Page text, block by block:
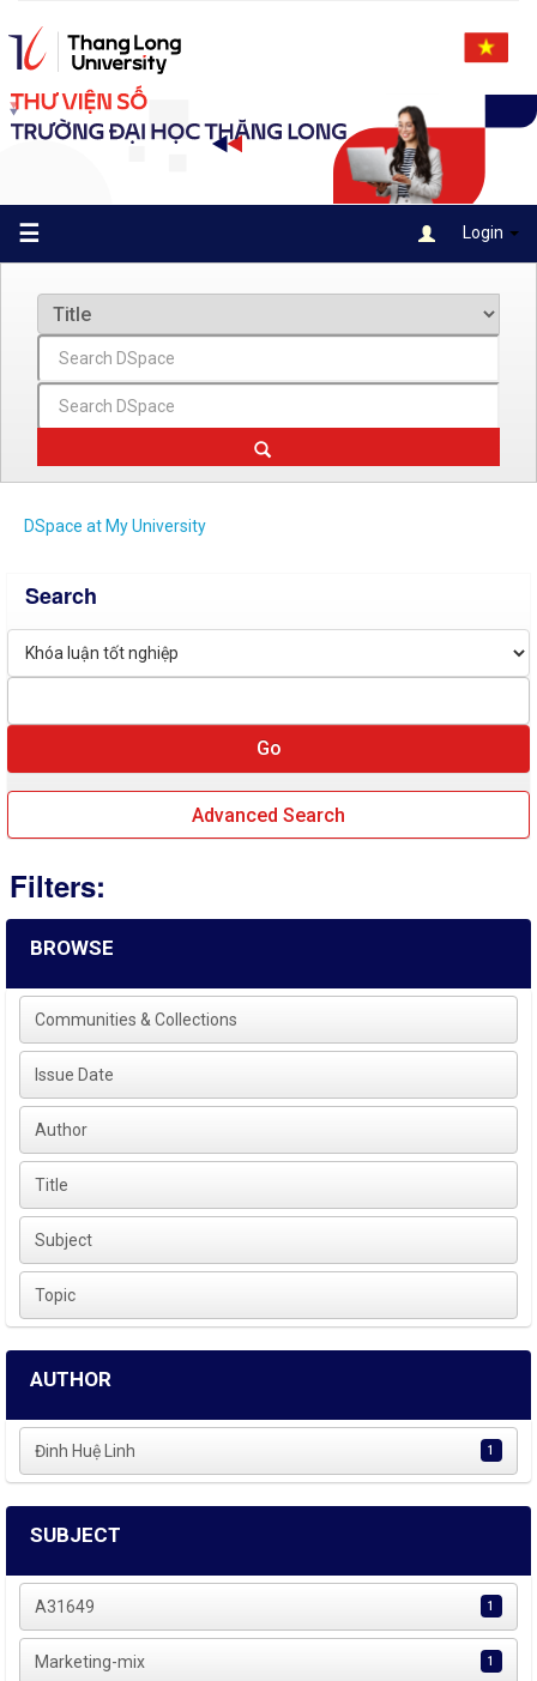
navigation
☰ Login
DSpace at My University
Search
Advanced Search
Filters:
BROWSE
Communities & Collections
Issue Date
Author
Title
Subject
Topic
AUTHOR
Đinh Huệ Linh 1
SUBJECT
A31649 1
Marketing-mix 1